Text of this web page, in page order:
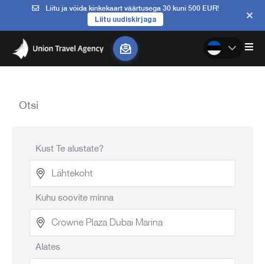
Liitu ja võida kinkekaart väärtusega 30 kuni 500 EUR!
Liitu uudiskirjaga
Otsi
Kust Te alustate?
Kuhu soovite minna
Alates